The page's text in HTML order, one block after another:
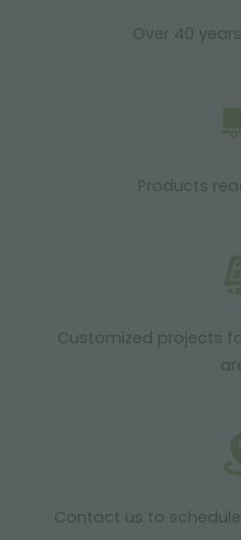
Over 40
Products
Customized projects
Contact us to